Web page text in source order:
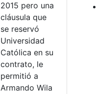
2015 pero una
cláusula que
se reservó
Universidad
Católica en su
contrato, le
permitió a
Armando Wila